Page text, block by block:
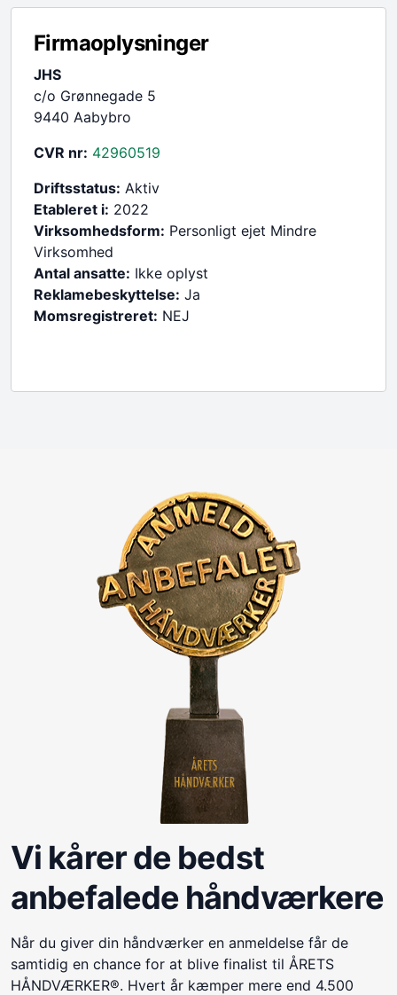
Firmaoplysninger
JHS
c/o Grønnegade 5
9440 Aabybro
CVR nr: 42960519
Driftsstatus: Aktiv
Etableret i: 2022
Virksomhedsform: Personligt ejet Mindre
Virksomhed
Antal ansatte: Ikke oplyst
Reklamebeskyttelse: Ja
Momsregistreret: NEJ
Vi kårer de bedst
anbefalede håndværkere
Når du giver din håndværker en anmeldelse får de
samtidig en chance for at blive finalist til ÅRETS
HÅNDVÆRKER®. Hvert år kæmper mere end 4.500